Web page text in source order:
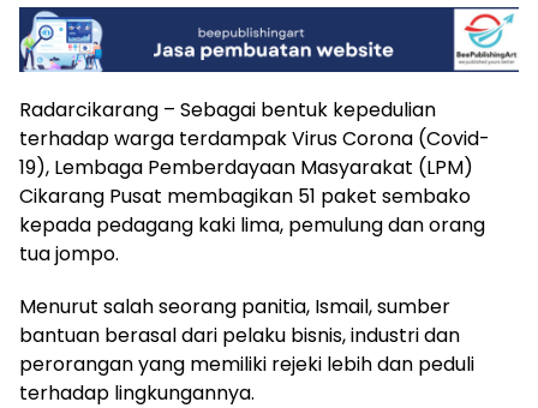
Radarcikarang – Sebagai bentuk kepedulian
terhadap warga terdampak Virus Corona (Covid-
19), Lembaga Pemberdayaan Masyarakat (LPM)
Cikarang Pusat membagikan 51 paket sembako
kepada pedagang kaki lima, pemulung dan orang
tua jompo.
Menurut salah seorang panitia, Ismail, sumber
bantuan berasal dari pelaku bisnis, industri dan
perorangan yang memiliki rejeki lebih dan peduli
terhadap lingkungannya.